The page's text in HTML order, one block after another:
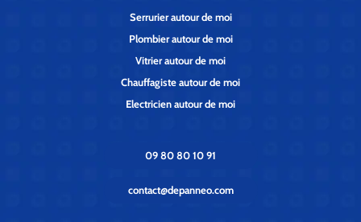
Serrurier autour de moi
Plombier autour de moi
Vitrier autour de moi
Chauffagiste autour de moi
Electricien autour de moi
09 80 80 10 91
contact@depanneo.com